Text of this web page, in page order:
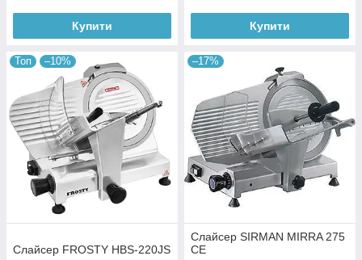
Купити Купити
Топ –10%
Слайсер FROSTY HBS-220JS
–17%
Слайсер SIRMAN MIRRA 275
CE